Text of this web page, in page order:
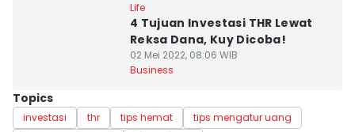
Life
4 Tujuan Investasi THR Lewat
Reksa Dana, Kuy Dicoba!
02 Mei 2022, 08:06 WIB
Business
Topics
investasi thr tips hemat
tips mengatur uang